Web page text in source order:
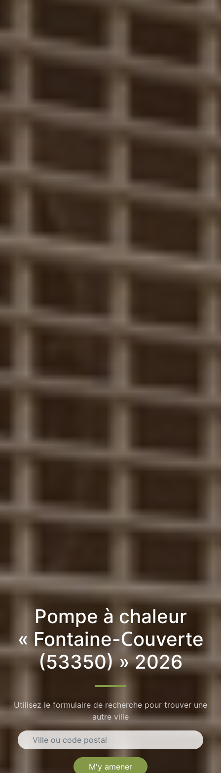
Pompe à chaleur
« Fontaine-Couverte
(53350) » 2026
Utilisez le formulaire de recherche pour trouver une
autre ville
M'y amener